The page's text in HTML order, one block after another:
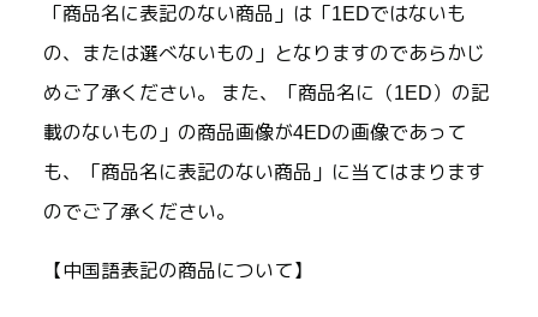
「商品名に表記のない商品」は「1EDではないも
の、または選べないもの」となりますのであらかじ
めご了承ください。 また、「商品名に（1ED）の記
載のないもの」の商品画像が4EDの画像であって
も、「商品名に表記のない商品」に当てはまります
のでご了承ください。
【中国語表記の商品について】